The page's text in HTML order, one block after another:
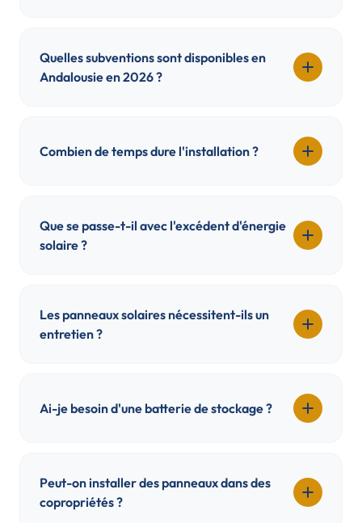
Quelles subventions sont disponibles en
Andalousie en 2026 ?
Combien de temps dure l'installation ?
Que se passe-t-il avec l'excédent d'énergie
solaire ?
Les panneaux solaires nécessitent-ils un
entretien ?
Ai-je besoin d'une batterie de stockage ?
Peut-on installer des panneaux dans des
copropriétés ?